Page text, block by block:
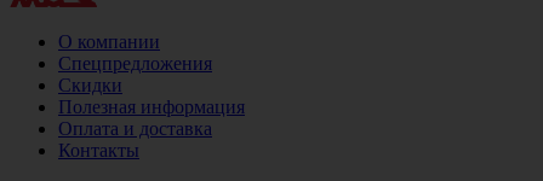
О компании
Спецпредложения
Скидки
Полезная информация
Оплата и доставка
Контакты